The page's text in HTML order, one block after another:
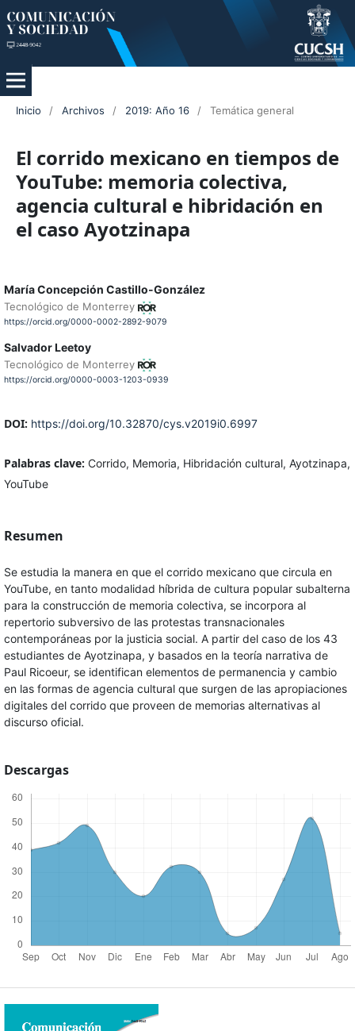
Inicio / Archivos / 2019: Año 16 / Temática general
El corrido mexicano en tiempos de
YouTube: memoria colectiva,
agencia cultural e hibridación en
el caso Ayotzinapa
María Concepción Castillo-González
Tecnológico de Monterrey
https://orcid.org/0000-0002-2892-9079
Salvador Leetoy
Tecnológico de Monterrey
https://orcid.org/0000-0003-1203-0939
DOI: https://doi.org/10.32870/cys.v2019i0.6997
Palabras clave: Corrido, Memoria, Hibridación cultural, Ayotzinapa,
YouTube
Resumen
Se estudia la manera en que el corrido mexicano que circula en
YouTube, en tanto modalidad híbrida de cultura popular subalterna
para la construcción de memoria colectiva, se incorpora al
repertorio subversivo de las protestas transnacionales
contemporáneas por la justicia social. A partir del caso de los 43
estudiantes de Ayotzinapa, y basados en la teoría narrativa de
Paul Ricoeur, se identifican elementos de permanencia y cambio
en las formas de agencia cultural que surgen de las apropiaciones
digitales del corrido que proveen de memorias alternativas al
discurso oficial.
Descargas